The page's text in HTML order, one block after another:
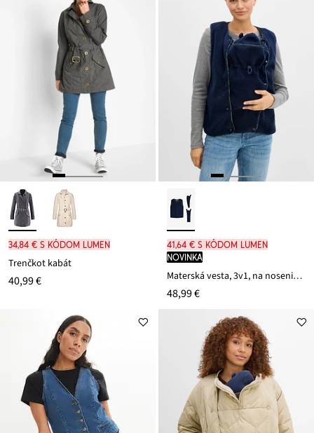
34,84 € s kódom LUMEN
Trenčkot kabát
40,99 €
41,64 € s kódom LUMEN
novinka
Materská vesta, 3v1, na nosenie, z Teddy flísu
48,99 €